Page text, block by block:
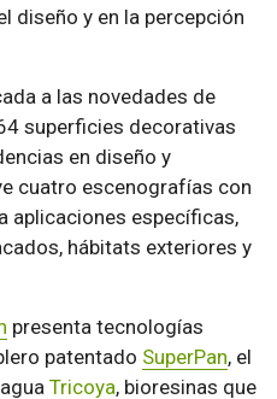
diseño y en la percepción
a las novedades de
superficies decorativas
en diseño y
cuatro escenografías con
aplicaciones específicas,
hábitats exteriores y
presenta tecnologías
patentado SuperPan, el
Tricoya, bioresinas que